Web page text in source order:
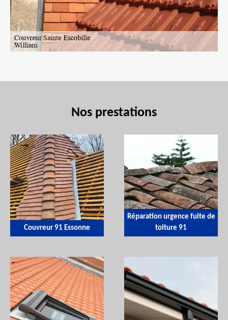
Nos prestations
Couvreur 91 Essonne
Réparation urgence fuite de
toiture 91